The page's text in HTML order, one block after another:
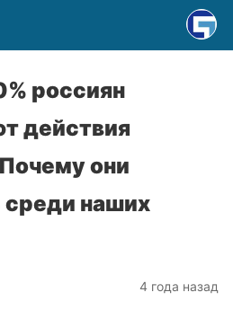
россиян
действия
они
наших
4 года назад